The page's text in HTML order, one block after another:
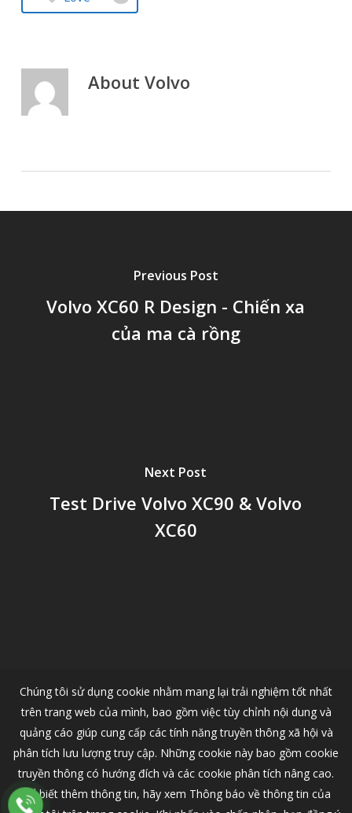
About Volvo
Previous Post
Volvo XC60 R Design - Chiến xa
của ma cà rồng
Next Post
Test Drive Volvo XC90 & Volvo
XC60
Chúng tôi sử dụng cookie nhằm mang lại trải nghiệm tốt nhất
trên trang web của mình, bao gồm việc tùy chỉnh nội dung và
quảng cáo giúp cung cấp các tính năng truyền thông xã hội và
phân tích lưu lượng truy cập. Những cookie này bao gồm cookie
truyền thông có hướng đích và các cookie phân tích nâng cao.
Để biết thêm thông tin, hãy xem Thông báo về thông tin của